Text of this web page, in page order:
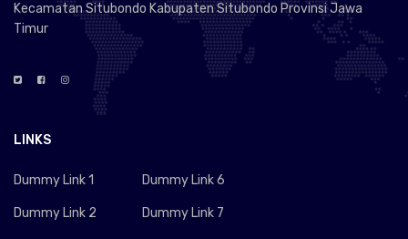
Kecamatan Situbondo Kabupaten Situbondo Provinsi Jawa
Timur
LINKS
Dummy Link 1
Dummy Link 2
Dummy Link 6
Dummy Link 7